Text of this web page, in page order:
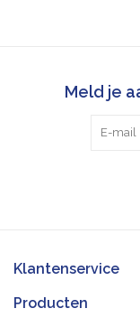
Meld je
Klantenservice
Producten